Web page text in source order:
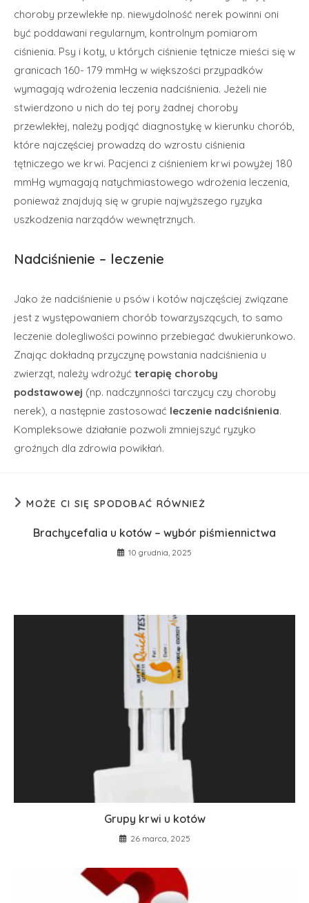
choroby przewlekłe np. niewydolność nerek powinni oni
być poddawani regularnym, kontrolnym pomiarom
ciśnienia. Psy i koty, u których ciśnienie tętnicze mieści się w
granicach 160- 179 mmHg w większości przypadków
wymagają wdrożenia leczenia nadciśnienia. Jeżeli nie
stwierdzono u nich do tej pory żadnej choroby
przewlekłej, należy podjąć diagnostykę w kierunku chorób,
które najczęściej prowadzą do wzrostu ciśnienia
tętniczego we krwi. Pacjenci z ciśnieniem krwi powyżej 180
mmHg wymagają natychmiastowego wdrożenia leczenia,
ponieważ znajdują się w grupie najwyższego ryzyka
uszkodzenia narządów wewnętrznych.
Nadciśnienie – leczenie
Jako że nadciśnienie u psów i kotów najczęściej związane
jest z występowaniem chorób towarzyszących, to samo
leczenie dolegliwości powinno przebiegać dwukierunkowo.
Znając dokładną przyczynę powstania nadciśnienia u
zwierząt, należy wdrożyć terapię choroby
podstawowej (np. nadczynności tarczycy czy choroby
nerek), a następnie zastosować leczenie nadciśnienia.
Kompleksowe działanie pozwoli zmniejszyć ryzyko
groźnych dla zdrowia powikłań.
MOŻE CI SIĘ SPODOBAĆ RÓWNIEŻ
Brachycefalia u kotów – wybór piśmiennictwa
10 grudnia, 2025
Grupy krwi u kotów
26 marca, 2025